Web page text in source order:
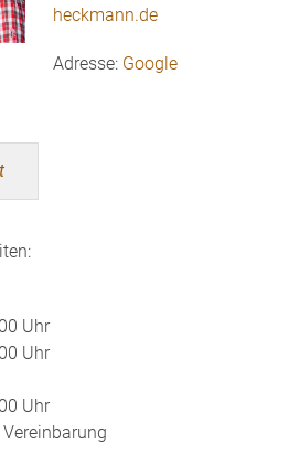
heckmann.de
Adresse: Google
Uhr
Uhr
Uhr